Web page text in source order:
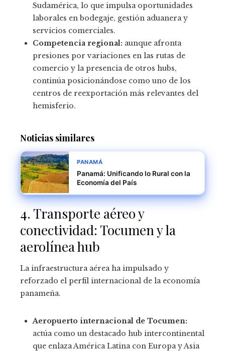
Sudamérica, lo que impulsa oportunidades
laborales en bodegaje, gestión aduanera y
servicios comerciales.
Competencia regional: aunque afronta
presiones por variaciones en las rutas de
comercio y la presencia de otros hubs,
continúa posicionándose como uno de los
centros de reexportación más relevantes del
hemisferio.
Noticias similares
PANAMÁ
Panamá: Unificando lo Rural con la
Economía del País
4. Transporte aéreo y
conectividad: Tocumen y la
aerolínea hub
La infraestructura aérea ha impulsado y
reforzado el perfil internacional de la economía
panameña.
Aeropuerto internacional de Tocumen:
actúa como un destacado hub intercontinental
que enlaza América Latina con Europa y Asia